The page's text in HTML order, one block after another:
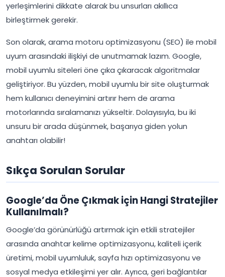
yerleşimlerini dikkate alarak bu unsurları akıllıca
birleştirmek gerekir.
Son olarak, arama motoru optimizasyonu (SEO) ile mobil
uyum arasındaki ilişkiyi de unutmamak lazım. Google,
mobil uyumlu siteleri öne çıka çıkaracak algoritmalar
geliştiriyor. Bu yüzden, mobil uyumlu bir site oluşturmak
hem kullanıcı deneyimini artırır hem de arama
motorlarında sıralamanızı yükseltir. Dolayısıyla, bu iki
unsuru bir arada düşünmek, başarıya giden yolun
anahtarı olabilir!
Sıkça Sorulan Sorular
Google’da Öne Çıkmak için Hangi Stratejiler
Kullanılmalı?
Google’da görünürlüğü artırmak için etkili stratejiler
arasında anahtar kelime optimizasyonu, kaliteli içerik
üretimi, mobil uyumluluk, sayfa hızı optimizasyonu ve
sosyal medya etkileşimi yer alır. Ayrıca, geri bağlantılar